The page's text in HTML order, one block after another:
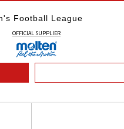
Football League
OFFICIAL SUPPLIER